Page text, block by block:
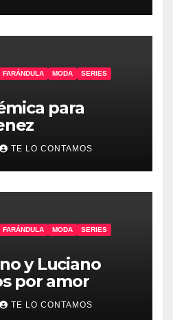
FARÁNDULA MODA
SERIES
para
TE LO CONTAMOS
FARÁNDULA MODA
SERIES
y Luciano
por amor
TE LO CONTAMOS